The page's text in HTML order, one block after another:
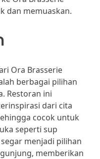
dan memuaskan.
Ora Brasserie
berbagai pilihan
Restoran ini
dari cita
cocok untuk
seperti sup
menjadi pilihan
memberikan